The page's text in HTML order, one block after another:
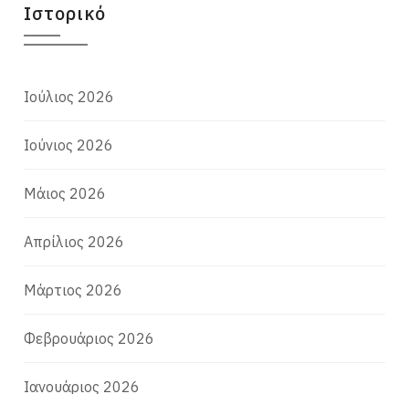
Ιστορικό
Ιούλιος 2026
Ιούνιος 2026
Μάιος 2026
Απρίλιος 2026
Μάρτιος 2026
Φεβρουάριος 2026
Ιανουάριος 2026